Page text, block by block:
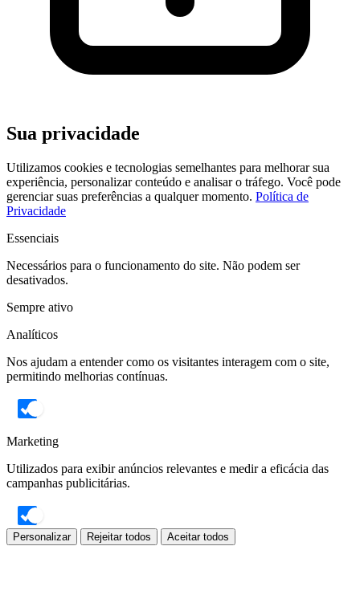
Sua privacidade
Utilizamos cookies e tecnologias semelhantes para melhorar sua
experiência, personalizar conteúdo e analisar o tráfego. Você pode
gerenciar suas preferências a qualquer momento. Política de
Privacidade
Essenciais
Necessários para o funcionamento do site. Não podem ser
desativados.
Sempre ativo
Analíticos
Nos ajudam a entender como os visitantes interagem com o site,
permitindo melhorias contínuas.
Marketing
Utilizados para exibir anúncios relevantes e medir a eficácia das
campanhas publicitárias.
Personalizar Rejeitar todos Aceitar todos